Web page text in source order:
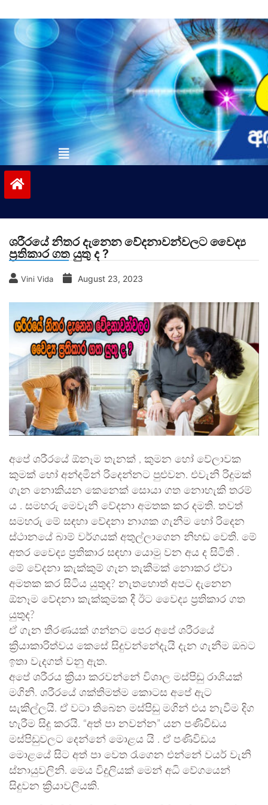
to
contentvinivida.lk
ශරීරයේ නිතර දැනෙන වේදනාවන්වලට වෛද්‍ය
ප්‍රතිකාර ගත යුතු ද ?
Vini Vida August 23, 2023
අපේ ශරීරයේ ඕනෑම තැනක් , කුමන හෝ වේලාවක
කුමක් හෝ අන්දමින් රිදෙන්නට පුළුවන. එවැනි රිදුමක්
ගැන නොකියන කෙනෙක් සොයා ගත නොහැකි තරම්
ය . සමහරු මෙවැනි වේදනා අමතක කර දමති. තවත්
සමහරු මේ සඳහා වේදනා නාශක ගැනීම හෝ රිදෙන
ස්ථානයේ බාම් වර්ගයක් අතුල්ලාගෙන නිහඬ වෙති. මේ
අතර වෛද්‍ය ප්‍රතිකාර සඳහා යොමු වන අය ද සිටිති .
මේ වේදනා කැක්කුම් ගැන තැකීමක් නොකර ඒවා
අමතක කර සිටිය යුතුද? නැතහොත් අපට දැනෙන
ඕනෑම වේදනා කැක්කුමක දී ඊට වෛද්‍ය ප්‍රතිකාර ගත
යුතුද?
ඒ ගැන තීරණයක් ගන්නට පෙර අපේ ශරීරයේ
ක්‍රියාකාරිත්වය කෙසේ සිදුවන්නේදැයි දැන ගැනීම ඔබට
ඉතා වැදගත් වනු ඇත.
අපේ ශරීරය ක්‍රියා කරවන්නේ විශාල මස්පිඩු රාශියක්
මගිනි. ශරීරයේ ශක්තිමත්ම කොටස අපේ ඇට
සැකිල්ලයි. ඒ වටා තිබෙන මස්පිඩු මගින් එය නැවීම දිග
හැරීම සිදු කරයි. “අත් පා නවන්න” යන පණිවිඩය
මස්පිඩුවලට දෙන්නේ මොළය යි . ඒ පණිවිඩය
මොළයේ සිට අත් පා වෙත රැගෙන එන්නේ වයර් වැනි
ස්නායුවලිනි. මෙය විදුලියක් මෙන් අධි වේගයෙන්
සිදුවන ක්‍රියාවලියකි.